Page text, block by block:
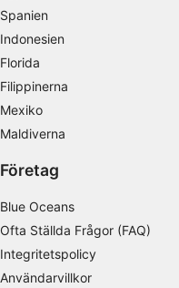
Spanien
Indonesien
Florida
Filippinerna
Mexiko
Maldiverna
Företag
Blue Oceans
Ofta Ställda Frågor (FAQ)
Integritetspolicy
Användarvillkor
Förstå målgrupper
kombinationer av data
Utveckla och förbättra
innehåll
Använda exakta
Identifiera enheter
som aktivt begärs
Behandlingsändamål som inte